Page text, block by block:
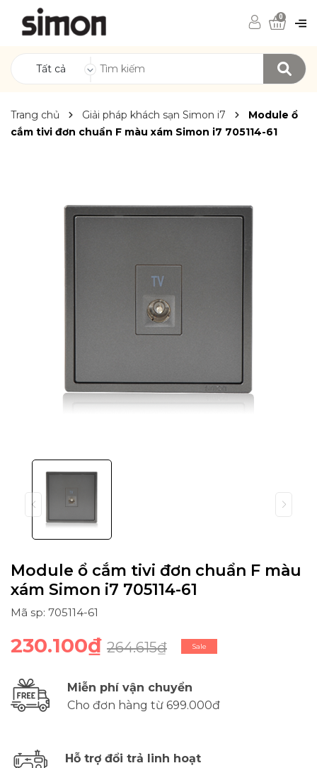
Tất cả
0
Trang chủ Giải pháp khách sạn Simon i7
Module ổ
cắm tivi đơn chuẩn F màu xám Simon i7 705114-61
Module ổ cắm tivi đơn chuẩn F màu
xám Simon i7 705114-61
Mã sp: 705114-61
230.100₫ 264.615₫ Sale
Miễn phí vận chuyển
Cho đơn hàng từ 699.000đ
Hỗ trợ đổi trả linh hoạt